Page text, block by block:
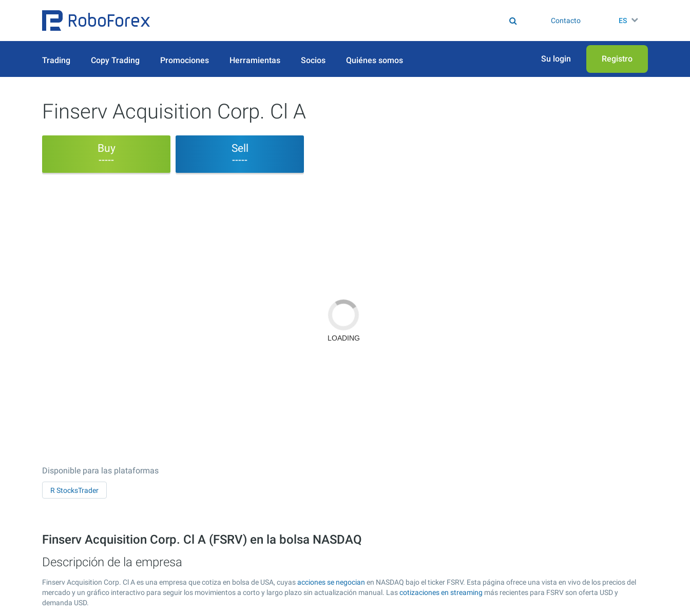
Contacto ES
Trading Copy Trading Promociones Herramientas Socios Quiénes somos Su login Registro
Finserv Acquisition Corp. Cl A
Buy
-----
Sell
-----
Disponible para las plataformas
R StocksTrader
Finserv Acquisition Corp. Cl A (FSRV) en la bolsa NASDAQ
Descripción de la empresa
Finserv Acquisition Corp. Cl A es una empresa que cotiza en bolsa de USA, cuyasacciones se negocian en NASDAQ bajo el ticker FSRV. Esta página ofrece una vista en vivo de los precios del
mercado y un gráfico interactivo para seguir los movimientos a corto y largo plazo sin actualización manual. Lascotizaciones en streaming más recientes para FSRV son oferta USD y
demanda USD.